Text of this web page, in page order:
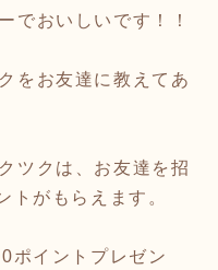
でおいしいです！！
をお友達に教えてあ
ツクは、お友達を招
トがもらえます。
ポイントプレゼン